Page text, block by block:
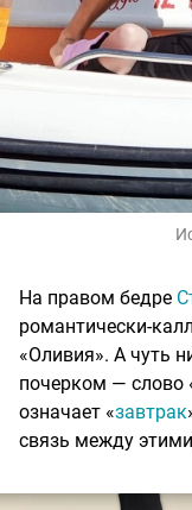
На правом бедре
романтически-
«Оливия». А чуть
почерком — слово
означает «завтрак
связь между